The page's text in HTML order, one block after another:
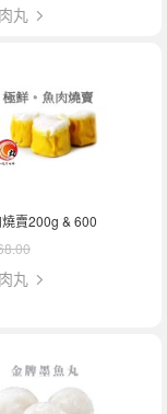
丸
賣200g & 600
丸